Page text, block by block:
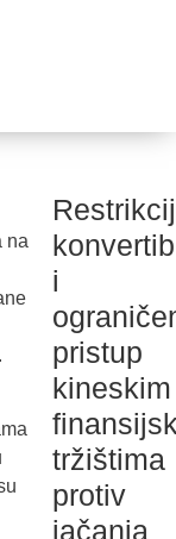
na
i
pristup
kineskim
tržištima
protiv
jačanja